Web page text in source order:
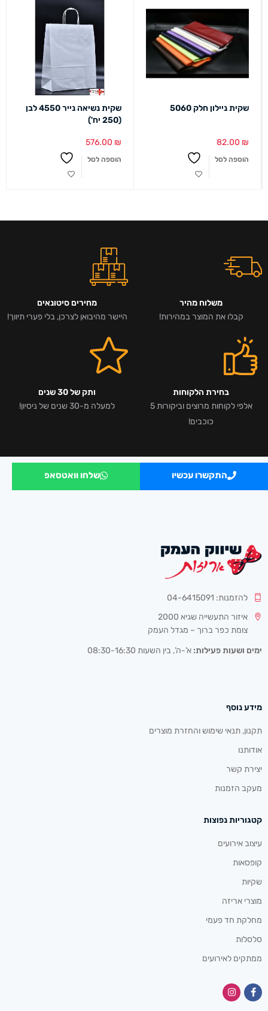
שקית ניילון חלק 5060
82.00 ₪
הוספה לסל
שקית נשיאה נייר 4550 לבן
(250 יח')
576.00 ₪
הוספה לסל
משלוח מהיר
קבלו את המוצר במהירות!
מחירים סיטונאים
היישר מהיבואן לצרכן, בלי פערי תיווך!
בחירת הלקוחות
אלפי לקוחות מרוצים וביקורות 5
כוכבים!
ותק של 30 שנים
למעלה מ-30 שנים של ניסיון!
התקשרו עכשיו שלחו וואטסאפ
להזמנות: 04-6415091
איזור התעשייה שגיא 2000
צומת כפר ברוך – מגדל העמק
ימים ושעות פעילות: א’-ה’, בין השעות 08:30-16:30
מידע נוסף
תקנון, תנאי שימוש והחזרת מוצרים
אודותנו
יצירת קשר
מעקב הזמנות
קטגוריות נפוצות
עיצוב אירועים
קופסאות
שקיות
מוצרי אריזה
מחלקת חד פעמי
סלסלות
ממתקים לאירועים